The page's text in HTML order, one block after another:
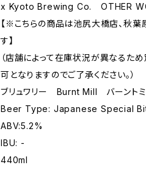
x Kyoto Brewing Co. OTHER
【※こちらの商品は池尻大橋店、秋葉
す】
（店舗によって在庫状況が異なるた
可となりますのでご了承ください。）
ブリュワリー Burnt Mill バーントミ
Beer Type: Japanese Special
ABV:5.2%
IBU: -
440ml